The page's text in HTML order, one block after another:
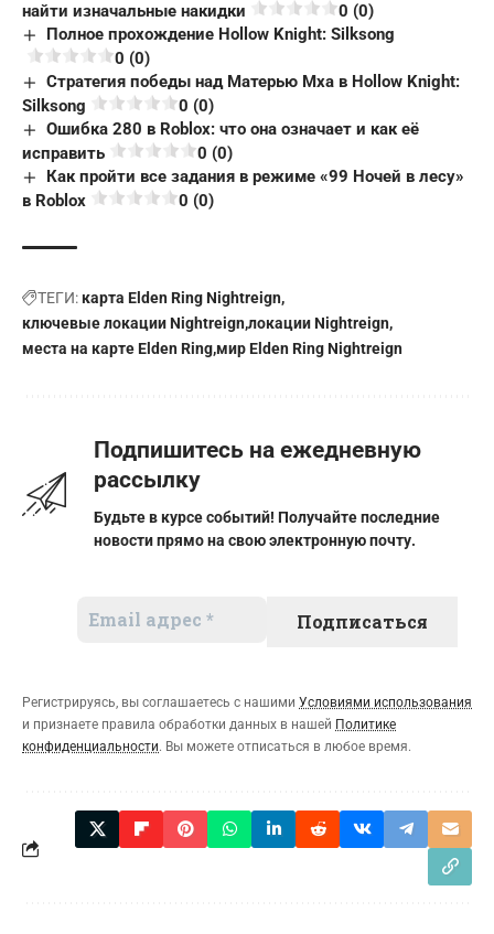
найти изначальные накидки
0 (0)
Полное прохождение Hollow Knight: Silksong
0 (0)
Стратегия победы над Матерью Мха в Hollow Knight:
Silksong
0 (0)
Ошибка 280 в Roblox: что она означает и как её
исправить
0 (0)
Как пройти все задания в режиме «99 Ночей в лесу»
в Roblox
0 (0)
ТЕГИ:карта Elden Ring Nightreign
ключевые локации Nightreignлокации Nightreign
места на карте Elden Ringмир Elden Ring Nightreign
Подпишитесь на ежедневную
рассылку
Будьте в курсе событий! Получайте последние
новости прямо на свою электронную почту.
Регистрируясь, вы соглашаетесь с нашими Условиями использования
и признаете правила обработки данных в нашей Политике
конфиденциальности. Вы можете отписаться в любое время.